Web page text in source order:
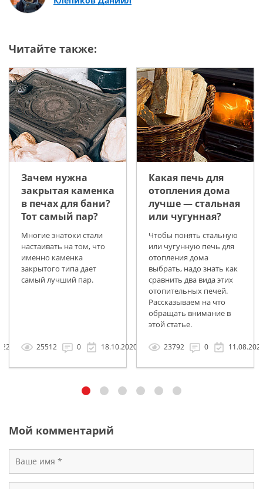
Читайте также:
Зачем нужна
закрытая каменка
в печах для бани?
Тот самый пар?
Многие знатоки стали
настаивать на том, что
именно каменка
закрытого типа дает
самый лучший пар.
25512 0 18.10.2020
Какая печь для
отопления дома
лучше — стальная
или чугунная?
Чтобы понять стальную
или чугунную печь для
отопления дома
выбрать, надо знать как
сравнить два вида этих
отопительных печей.
Рассказываем на что
обращать внимание в
этой статье.
23792 0
Мой комментарий